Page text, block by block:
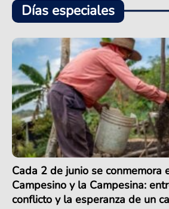
Días especiales
Cada 2 de junio se conmemora
Campesino y la Campesina:
conflicto y la esperanza de un